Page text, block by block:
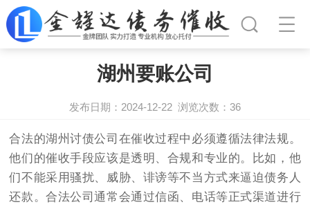
湖州要账公司
发布日期：2024-12-22 浏览次数：36
合法的湖州讨债公司 在催收过程中必须遵循法律法规。
他们的催收手段应该是透明、合规和专业的。比如，他
们不能采用骚扰、威胁、诽谤等不当方式来逼迫债务人
还款。合法公司通常会通过信函、电话等正式渠道进行